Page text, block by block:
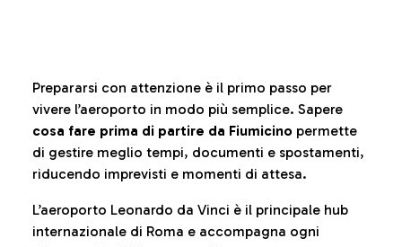
Prepararsi con attenzione è il primo passo per
vivere l’aeroporto in modo più semplice. Sapere
cosa fare prima di partire da Fiumicino permette
di gestire meglio tempi, documenti e spostamenti,
riducendo imprevisti e momenti di attesa.
L’aeroporto Leonardo da Vinci è il principale hub
internazionale di Roma e accompagna ogni